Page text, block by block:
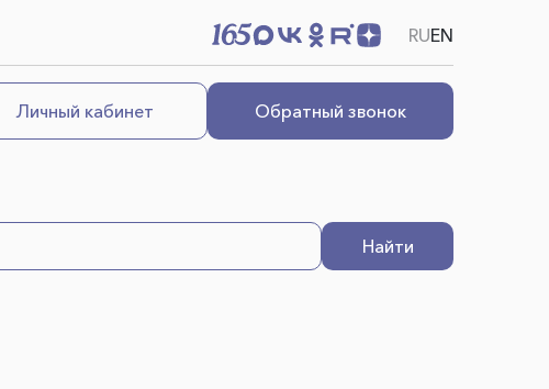
RUEN
Обратный звонок
Личный кабинет
Найти